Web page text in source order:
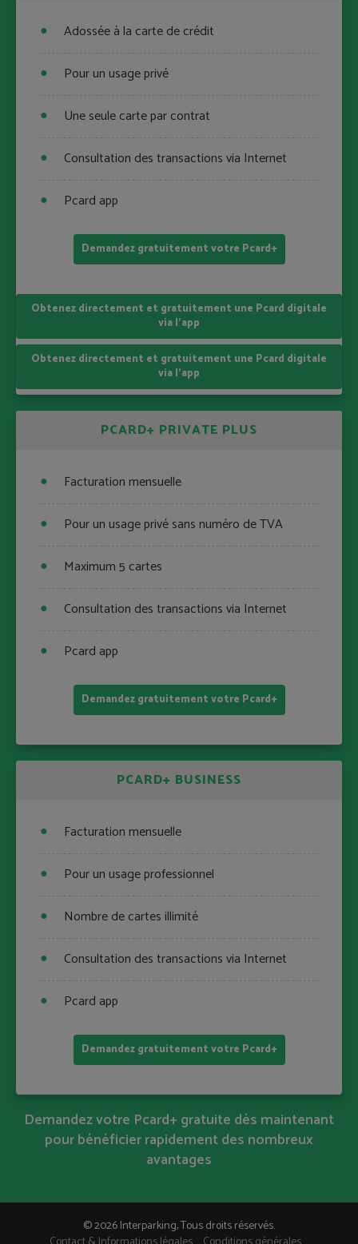
Adossée à la carte de crédit
Pour un usage privé
Une seule carte par contrat
Consultation des transactions via Internet
Pcard app
Demandez gratuitement votre Pcard+
Obtenez directement et gratuitement une Pcard digitale
via l'app
Obtenez directement et gratuitement une Pcard digitale
via l'app
PCARD+ PRIVATE PLUS
Facturation mensuelle
Pour un usage privé sans numéro de TVA
Maximum 5 cartes
Consultation des transactions via Internet
Pcard app
Demandez gratuitement votre Pcard+
PCARD+ BUSINESS
Facturation mensuelle
Pour un usage professionnel
Nombre de cartes illimité
Consultation des transactions via Internet
Pcard app
Demandez gratuitement votre Pcard+
Demandez votre Pcard+ gratuite dès maintenant
pour bénéficier rapidement des nombreux
avantages
© 2026 Interparking, Tous droits réservés.